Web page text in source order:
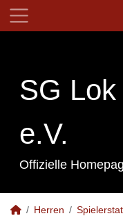
SG
e.V.
Offizielle
Herren